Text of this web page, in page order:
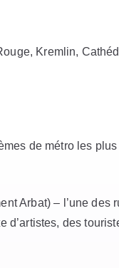
Kremlin,
de métro les
Arbat) – l’une
d’artistes, des